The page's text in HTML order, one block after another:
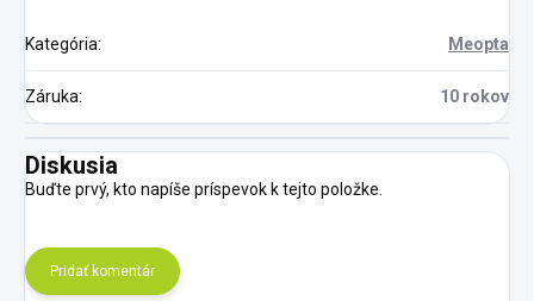
Kategória: Meopta
Záruka: 10 rokov
Diskusia
Buďte prvý, kto napíše príspevok k tejto položke.
Pridať komentár